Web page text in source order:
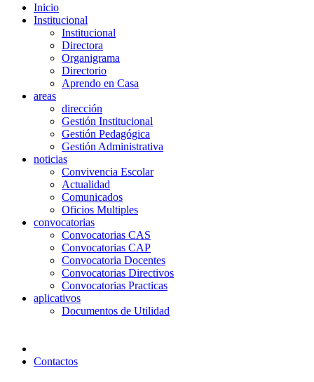
Inicio
Institucional
Institucional
Directora
Organigrama
Directorio
Aprendo en Casa
areas
dirección
Gestión Institucional
Gestión Pedagógica
Gestión Administrativa
noticias
Convivencia Escolar
Actualidad
Comunicados
Oficios Multiples
convocatorias
Convocatorias CAS
Convocatorias CAP
Convocatoria Docentes
Convocatorias Directivos
Convocatorias Practicas
aplicativos
Documentos de Utilidad
Contactos